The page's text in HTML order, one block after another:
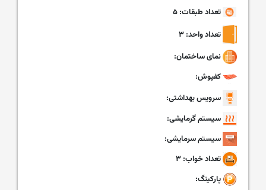
تعداد طبقات: ۵
تعداد واحد: ۳
نمای ساختمان:
کفپوش:
سرویس بهداشتی:
سیستم گرمایشی:
سیستم سرمایشی:
تعداد خواب: ۳
پارکینگ: